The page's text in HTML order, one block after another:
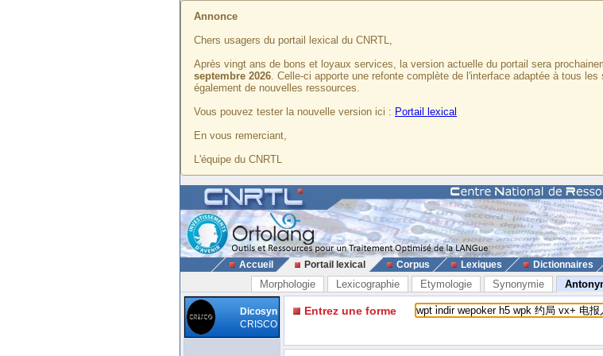
Annonce
Chers usagers du portail lexical du CNRTL,
Après vingt ans de bons et loyaux services, la version actuelle du portail sera
septembre 2026. Celle-ci apporte une refonte complète de l'interface adaptée à tous
également de nouvelles ressources.
Vous pouvez tester la nouvelle version ici : Portail lexical
En vous remerciant,
L'équipe du CNRTL
Accueil Portail lexical Corpus Lexiques Dictionnaires
Morphologie Lexicographie Etymologie Synonymie
Dicosyn
CRISCO
Entrez une forme